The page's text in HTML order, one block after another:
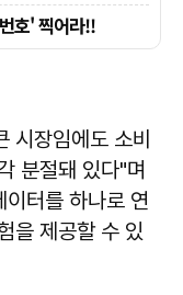
시장임에도 소비
분절돼 있다"며
터를 하나로 연
을 제공할 수 있